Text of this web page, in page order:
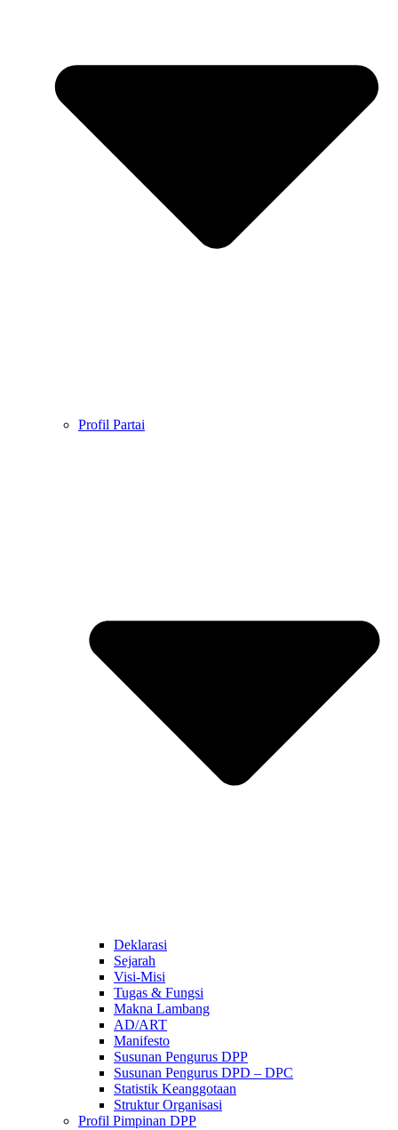
Profil Partai
Deklarasi
Sejarah
Visi-Misi
Tugas & Fungsi
Makna Lambang
AD/ART
Manifesto
Susunan Pengurus DPP
Susunan Pengurus DPD – DPC​
Statistik Keanggotaan
Struktur Organisasi
Profil Pimpinan DPP